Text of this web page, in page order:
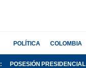
POLÍTICA COLOMBIA
POSESIÓN PRESIDENCIAL